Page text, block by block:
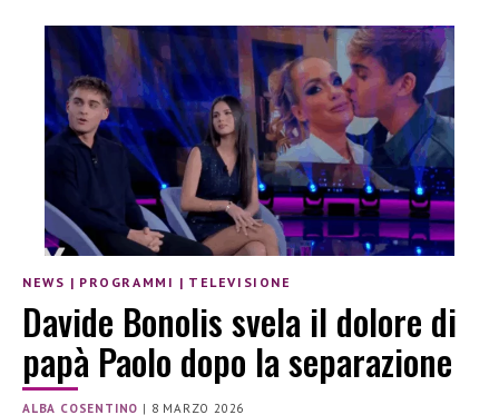
NEWS | PROGRAMMI | TELEVISIONE
Davide Bonolis svela il dolore di
papà Paolo dopo la separazione
ALBA COSENTINO | 8 MARZO 2026